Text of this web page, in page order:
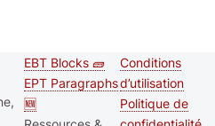
Second
footer
EBT Blocks 🧱
EPT Paragraphs
🆕
Footer
Conditions
d’utilisation
Politique de